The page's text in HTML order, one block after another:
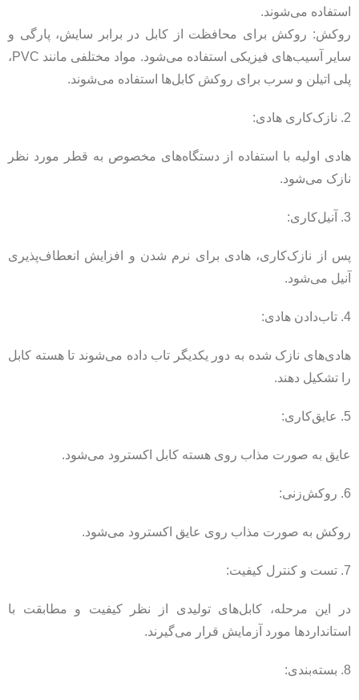
استفاده می‌شوند.
روکش: روکش برای محافظت از کابل در برابر سایش، پارگی و
سایر آسیب‌های فیزیکی استفاده می‌شود. مواد مختلفی مانند PVC،
پلی اتیلن و سرب برای روکش کابل‌ها استفاده می‌شوند.
2. نازک‌کاری هادی:
هادی اولیه با استفاده از دستگاه‌های مخصوص به قطر مورد نظر
نازک می‌شود.
3. آنیل‌کاری:
پس از نازک‌کاری، هادی برای نرم شدن و افزایش انعطاف‌پذیری
آنیل می‌شود.
4. تاب‌دادن هادی:
هادی‌های نازک شده به دور یکدیگر تاب داده می‌شوند تا هسته کابل
را تشکیل دهند.
5. عایق‌کاری:
عایق به صورت مذاب روی هسته کابل اکسترود می‌شود.
6. روکش‌زنی:
روکش به صورت مذاب روی عایق اکسترود می‌شود.
7. تست و کنترل کیفیت:
در این مرحله، کابل‌های تولیدی از نظر کیفیت و مطابقت با
استانداردها مورد آزمایش قرار می‌گیرند.
8. بسته‌بندی: